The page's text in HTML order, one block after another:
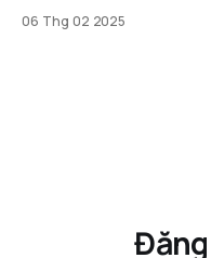
Video dạng ngắn hiện là
06 Thg 02 2025